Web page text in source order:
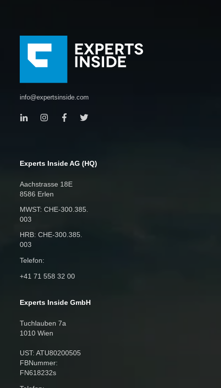
info@expertsinside.com
Experts Inside AG (HQ)
Aachstrasse 18E
8586 Erlen
MWST: CHE‑300.385.
003
HRB: CHE‑300.385.
003
Telefon:
+41 71 558 32 00
Experts Inside GmbH
Tuchlauben 7a
1010 Wien
UST: ATU80200505
FBNummer:
FN618232s